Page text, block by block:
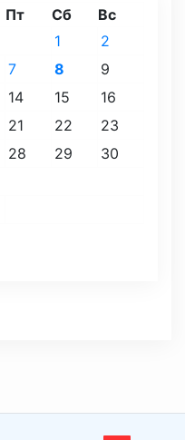
Пт Сб Вс
1
2
7 8
9
14 15
16
21 22
23
28 29
30